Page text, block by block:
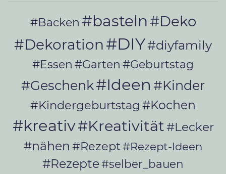
#Backen #basteln#Deko
#Dekoration #DIY#diyfamily
#Essen #Garten #Geburtstag
#Geschenk#Ideen #Kinder
#Kindergeburtstag #Kochen
#kreativ#Kreativität#Lecker
#nähen #Rezept#Rezept-Ideen
#Rezepte#selber_bauen